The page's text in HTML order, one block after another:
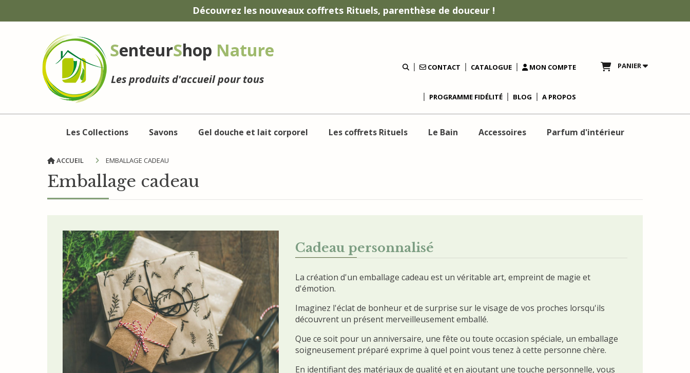
Découvrez les nouveaux coffrets Rituels, parenthèse de douceur !
SenteurShop Nature
Les produits d'accueil pour tous
CONTACT CATALOGUE MON COMPTE
PROGRAMME FIDÉLITÉ BLOG A PROPOS
PANIER
Les Collections Savons Gel douche et lait corporel Les coffrets Rituels Le Bain Accessoires Parfum d'intérieur
ACCUEIL EMBALLAGE CADEAU
Emballage cadeau
Cadeau personnalisé
La création d'un emballage cadeau est un véritable art, empreint de magie et
d'émotion.
Imaginez l'éclat de bonheur et de surprise sur le visage de vos proches lorsqu'ils
découvrent un présent merveilleusement emballé.
Que ce soit pour un anniversaire, une fête ou toute occasion spéciale, un emballage
soigneusement préparé exprime à quel point vous tenez à cette personne chère.
En identifiant des matériaux de qualité et en ajoutant une touche personnelle, vous